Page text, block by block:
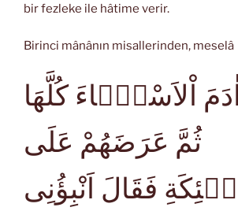
bir fezleke ile hâtime verir.
Birinci mânânın misallerinden, meselâ
اْلاَسْمَۤاءَ كُلَّهَا
ثُمَّ عَرَضَهُمْ عَلَى
فَقَالَ اَنْبِؤُنِى